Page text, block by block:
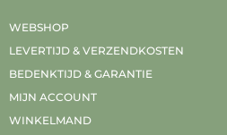
WEBSHOP
LEVERTIJD & VERZENDKOSTEN
BEDENKTIJD & GARANTIE
MIJN ACCOUNT
WINKELMAND